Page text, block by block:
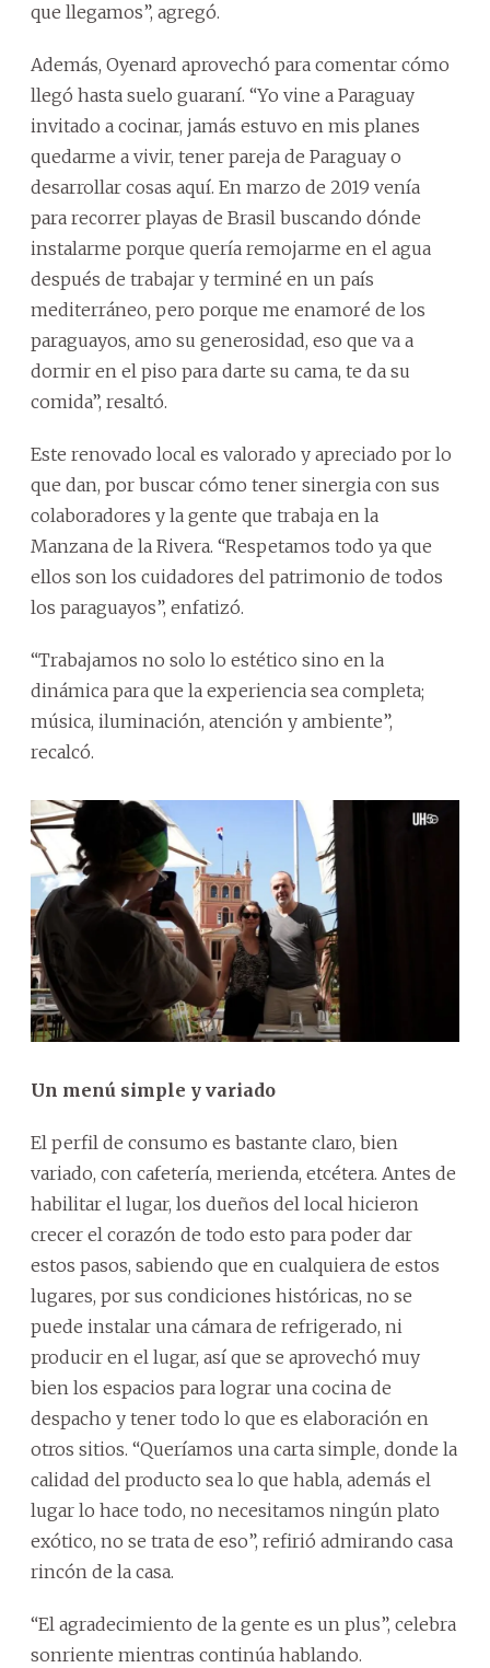
que llegamos”, agregó.
Además, Oyenard aprovechó para comentar cómo
llegó hasta suelo guaraní. “Yo vine a Paraguay
invitado a cocinar, jamás estuvo en mis planes
quedarme a vivir, tener pareja de Paraguay o
desarrollar cosas aquí. En marzo de 2019 venía
para recorrer playas de Brasil buscando dónde
instalarme porque quería remojarme en el agua
después de trabajar y terminé en un país
mediterráneo, pero porque me enamoré de los
paraguayos, amo su generosidad, eso que va a
dormir en el piso para darte su cama, te da su
comida”, resaltó.
Este renovado local es valorado y apreciado por lo
que dan, por buscar cómo tener sinergia con sus
colaboradores y la gente que trabaja en la
Manzana de la Rivera. “Respetamos todo ya que
ellos son los cuidadores del patrimonio de todos
los paraguayos”, enfatizó.
“Trabajamos no solo lo estético sino en la
dinámica para que la experiencia sea completa;
música, iluminación, atención y ambiente”,
recalcó.
Un menú simple y variado
El perfil de consumo es bastante claro, bien
variado, con cafetería, merienda, etcétera. Antes de
habilitar el lugar, los dueños del local hicieron
crecer el corazón de todo esto para poder dar
estos pasos, sabiendo que en cualquiera de estos
lugares, por sus condiciones históricas, no se
puede instalar una cámara de refrigerado, ni
producir en el lugar, así que se aprovechó muy
bien los espacios para lograr una cocina de
despacho y tener todo lo que es elaboración en
otros sitios. “Queríamos una carta simple, donde la
calidad del producto sea lo que habla, además el
lugar lo hace todo, no necesitamos ningún plato
exótico, no se trata de eso”, refirió admirando casa
rincón de la casa.
“El agradecimiento de la gente es un plus”, celebra
sonriente mientras continúa hablando.